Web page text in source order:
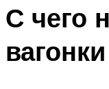
С чего